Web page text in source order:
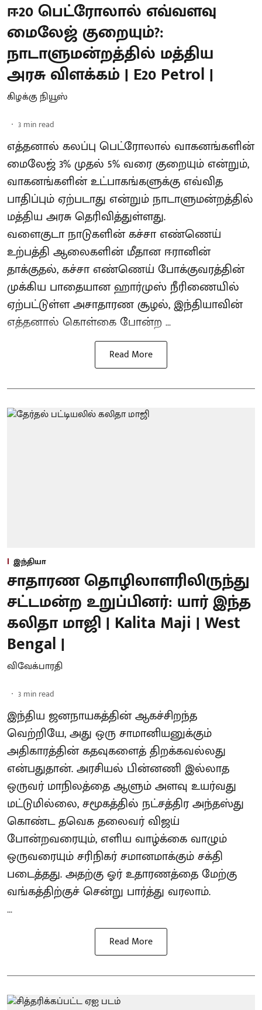
ஈ20 பெட்ரோலால் எவ்வளவு
மைலேஜ் குறையும்?:
நாடாளுமன்றத்தில் மத்திய
அரசு விளக்கம் | E20 Petrol |
கிழக்கு நியூஸ்
3 min read
எத்தனால் கலப்பு பெட்ரோலால் வாகனங்களின்
மைலேஜ் 3% முதல் 5% வரை குறையும் என்றும்,
வாகனங்களின் உட்பாகங்களுக்கு எவ்வித
பாதிப்பும் ஏற்படாது என்றும் நாடாளுமன்றத்தில்
மத்திய அரசு தெரிவித்துள்ளது.
வளைகுடா நாடுகளின் கச்சா எண்ணெய்
உற்பத்தி ஆலைகளின் மீதான ஈரானின்
தாக்குதல், கச்சா எண்ணெய் போக்குவரத்தின்
முக்கிய பாதையான ஹார்முஸ் நீரிணையில்
ஏற்பட்டுள்ள அசாதாரண சூழல், இந்தியாவின்
எத்தனால் கொள்கை போன்ற ...
Read More
இந்தியா
சாதாரண தொழிலாளரிலிருந்து
சட்டமன்ற உறுப்பினர்: யார் இந்த
கலிதா மாஜி | Kalita Maji | West
Bengal |
விவேக்பாரதி
3 min read
இந்திய ஜனநாயகத்தின் ஆகச்சிறந்த
வெற்றியே, அது ஒரு சாமானியனுக்கும்
அதிகாரத்தின் கதவுகளைத் திறக்கவல்லது
என்பதுதான். அரசியல் பின்னணி இல்லாத
ஒருவர் மாநிலத்தை ஆளும் அளவு உயர்வது
மட்டுமில்லை, சமூகத்தில் நட்சத்திர அந்தஸ்து
கொண்ட தவெக தலைவர் விஜய்
போன்றவரையும், எளிய வாழ்க்கை வாழும்
ஒருவரையும் சரிநிகர் சமானமாக்கும் சக்தி
படைத்தது. அதற்கு ஓர் உதாரணத்தை மேற்கு
வங்கத்திற்குச் சென்று பார்த்து வரலாம்.
...
Read More